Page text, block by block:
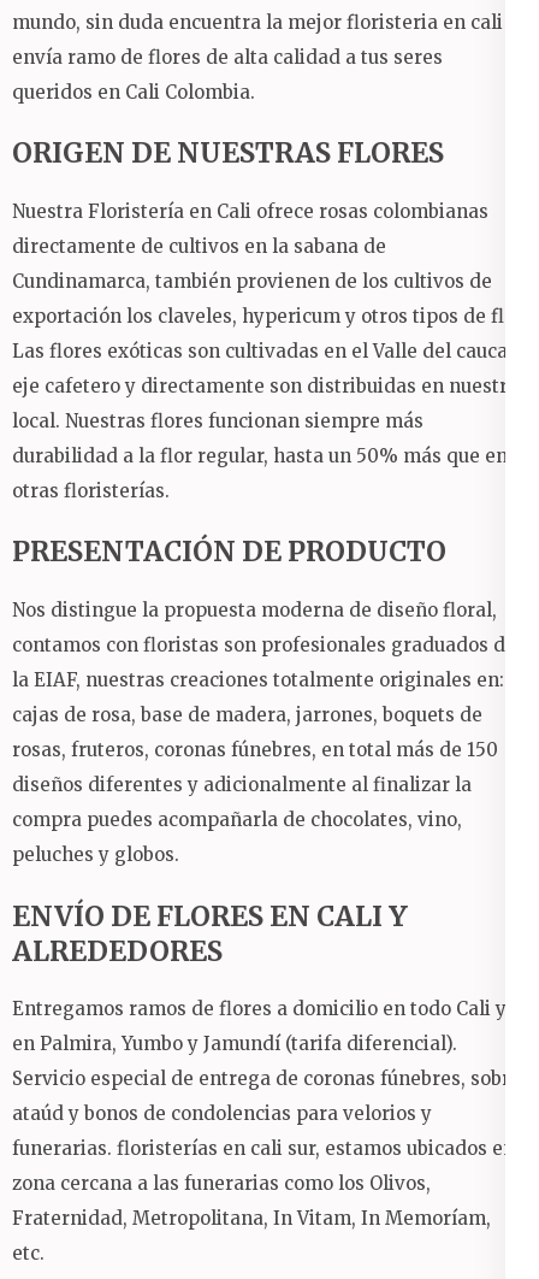
mundo, sin duda encuentra la mejor floristeria en cali y
envía ramo de flores de alta calidad a tus seres
queridos en Cali Colombia.
ORIGEN DE NUESTRAS FLORES
Nuestra Floristería en Cali ofrece rosas colombianas
directamente de cultivos en la sabana de
Cundinamarca, también provienen de los cultivos de
exportación los claveles, hypericum y otros tipos de flor.
Las flores exóticas son cultivadas en el Valle del cauca y
eje cafetero y directamente son distribuidas en nuestro
local. Nuestras flores funcionan siempre más
durabilidad a la flor regular, hasta un 50% más que en
otras floristerías.
PRESENTACIÓN DE PRODUCTO
Nos distingue la propuesta moderna de diseño floral,
contamos con floristas son profesionales graduados de
la EIAF, nuestras creaciones totalmente originales en:
cajas de rosa, base de madera, jarrones, boquets de
rosas, fruteros, coronas fúnebres, en total más de 150
diseños diferentes y adicionalmente al finalizar la
compra puedes acompañarla de chocolates, vino,
peluches y globos.
ENVÍO DE FLORES EN CALI Y
ALREDEDORES
Entregamos ramos de flores a domicilio en todo Cali y
en Palmira, Yumbo y Jamundí (tarifa diferencial).
Servicio especial de entrega de coronas fúnebres, sobre
ataúd y bonos de condolencias para velorios y
funerarias. floristerías en cali sur, estamos ubicados en
zona cercana a las funerarias como los Olivos,
Fraternidad, Metropolitana, In Vitam, In Memoríam,
etc.